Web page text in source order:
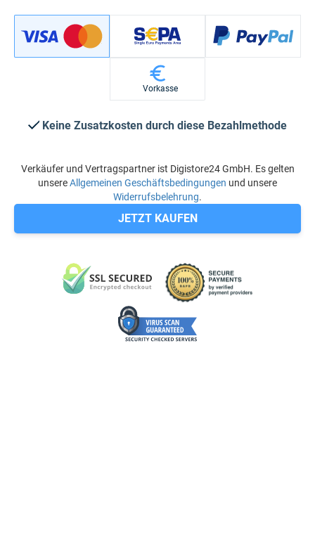
Vorkasse
Keine Zusatzkosten durch diese Bezahlmethode
Verkäufer und Vertragspartner ist Digistore24 GmbH. Es gelten
unsereAllgemeinen Geschäftsbedingungen und unsere
Widerrufsbelehrung.
JETZT KAUFEN